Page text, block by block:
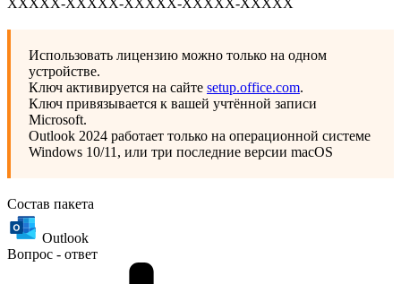
Использовать лицензию можно только на одном
устройстве.
Ключ активируется на сайте setup.office.com.
Ключ привязывается к вашей учтённой записи
Microsoft.
Outlook 2024 работает только на операционной системе
Windows 10/11, или три последние версии macOS
Состав пакета
Outlook
Вопрос - ответ